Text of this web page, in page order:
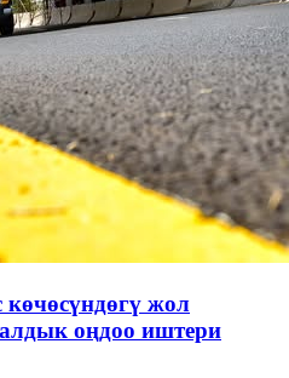
жол
оңдоо иштери